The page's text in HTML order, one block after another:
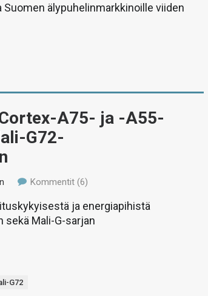
älypuhelinmarkkinoille viiden
A75- ja -A55-
G72-
Kommentit (6)
ja energiapihistä
Mali-G-sarjan
G72